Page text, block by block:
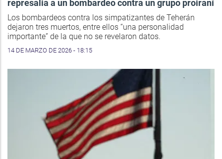
represalia a un bombardeo contra un grupo proiraní
Los bombardeos contra los simpatizantes de Teherán
dejaron tres muertos, entre ellos “una personalidad
importante” de la que no se revelaron datos.
14 DE MARZO DE 2026 - 18:15